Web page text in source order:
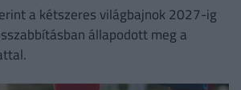
a kétszeres világbajnok 2027-ig
állapodott meg a